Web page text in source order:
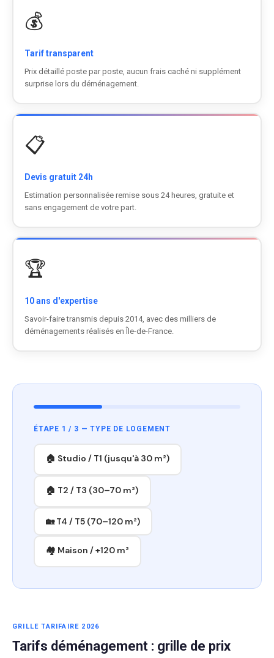
💰
Tarif transparent
Prix détaillé poste par poste, aucun frais caché ni supplément
surprise lors du déménagement.
📋
Devis gratuit 24h
Estimation personnalisée remise sous 24 heures, gratuite et
sans engagement de votre part.
🏆
10 ans d'expertise
Savoir-faire transmis depuis 2014, avec des milliers de
déménagements réalisés en Île-de-France.
ÉTAPE 1 / 3 — TYPE DE LOGEMENT
🏠 Studio / T1 (jusqu'à 30 m²)
🏠 T2 / T3 (30–70 m²)
🏡 T4 / T5 (70–120 m²)
🏘 Maison / +120 m²
GRILLE TARIFAIRE 2026
Tarifs déménagement : grille de prix